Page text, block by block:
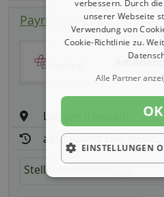
Payroll Specialist (m/ w/
Langen (Hessen)
aktualisiert seit:
Stellenbeschreibung:
verbessern. Durch
unserer Webseite
Verwendung von
Cookie-Richtlinie zu.
Alle Partner
OK
EINSTELLUNGEN